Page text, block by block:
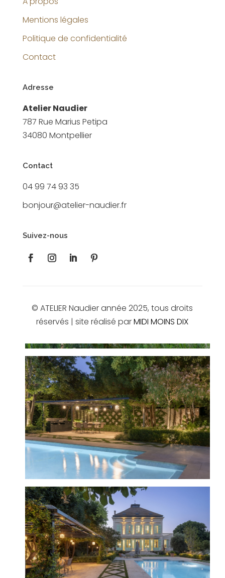
Mentions légales
Politique de confidentialité
Contact
Adresse
Atelier Naudier
787 Rue Marius Petipa
34080 Montpellier
Contact
04 99 74 93 35
bonjour@atelier-naudier.fr
Suivez-nous
© ATELIER Naudier année 2025, tous droits
réservés | site réalisé parMIDI MOINS DIX